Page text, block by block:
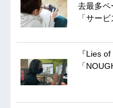
去最多
「サービ
『Lies
「